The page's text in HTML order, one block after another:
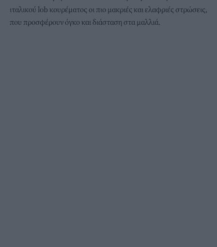
ιταλικού lob κουρέματος οι πιο μακριές και ελαφριές στρώσεις,
που προσφέρουν όγκο και διάσταση στα μαλλιά.